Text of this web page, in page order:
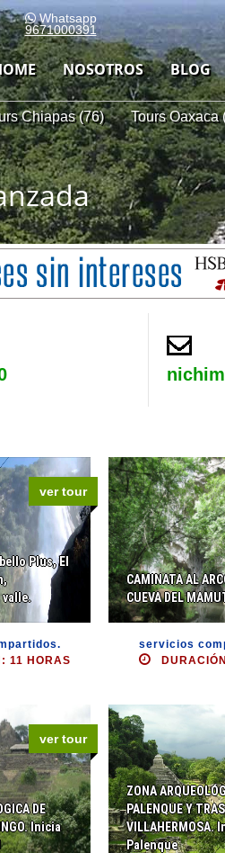
Whatsapp
9671000391
NOSOTROS BLOG
Chiapas (76) Tours Oaxaca
ver tour
Plus, El
valle.
11 HORAS
CAMINATA AL
CUEVA DEL
servicios
ver tour
DE
Inicia
ZONA
PALENQUE Y
VILLAHERMOSA.
Palenque